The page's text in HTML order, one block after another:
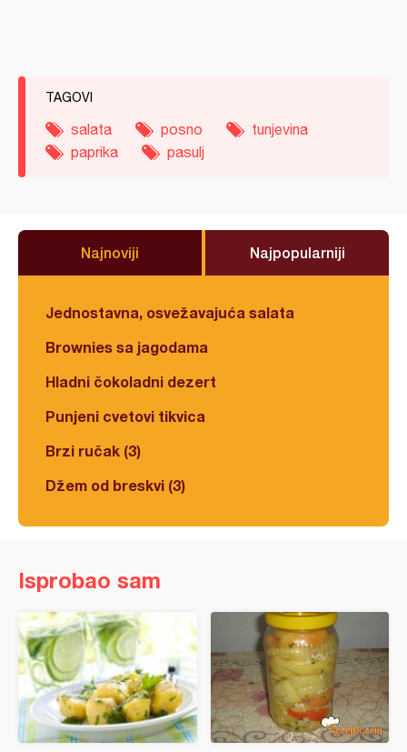
TAGOVI
salata posno
tunjevina
paprika
pasulj
Najnoviji Najpopularniji
Jednostavna, osvežavajuća salata
Brownies sa jagodama
Hladni čokoladni dezert
Punjeni cvetovi tikvica
Brzi ručak (3)
Džem od breskvi (3)
Isprobao sam